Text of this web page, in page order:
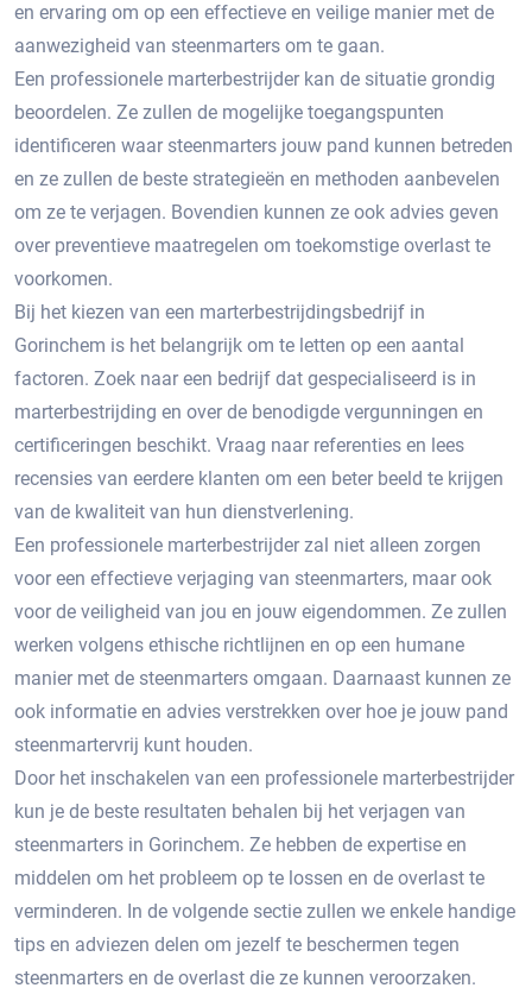
en ervaring om op een effectieve en veilige manier met de
aanwezigheid van steenmarters om te gaan.​
Een professionele marterbestrijder kan de situatie grondig
beoordelen.​ Ze zullen de mogelijke toegangspunten
identificeren waar steenmarters jouw pand kunnen betreden
en ze zullen de beste strategieën en methoden aanbevelen
om ze te verjagen.​ Bovendien kunnen ze ook advies geven
over preventieve maatregelen om toekomstige overlast te
voorkomen.​
Bij het kiezen van een marterbestrijdingsbedrijf in
Gorinchem is het belangrijk om te letten op een aantal
factoren.​ Zoek naar een bedrijf dat gespecialiseerd is in
marterbestrijding en over de benodigde vergunningen en
certificeringen beschikt.​ Vraag naar referenties en lees
recensies van eerdere klanten om een beter beeld te krijgen
van de kwaliteit van hun dienstverlening.​
Een professionele marterbestrijder zal niet alleen zorgen
voor een effectieve verjaging van steenmarters, maar ook
voor de veiligheid van jou en jouw eigendommen.​ Ze zullen
werken volgens ethische richtlijnen en op een humane
manier met de steenmarters omgaan.​ Daarnaast kunnen ze
ook informatie en advies verstrekken over hoe je jouw pand
steenmartervrij kunt houden.​
Door het inschakelen van een professionele marterbestrijder
kun je de beste resultaten behalen bij het verjagen van
steenmarters in Gorinchem.​ Ze hebben de expertise en
middelen om het probleem op te lossen en de overlast te
verminderen.​ In de volgende sectie zullen we enkele handige
tips en adviezen delen om jezelf te beschermen tegen
steenmarters en de overlast die ze kunnen veroorzaken.​